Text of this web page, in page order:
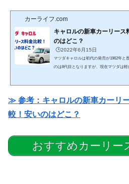
カーライフ.com
キャロルの新車カーリー
のはどこ？
🕒️2022年6月15日
マツダキャロルは初代の発売が1962年と
のは8代目となりますが、現在マツダは
より燃費性能が魅力も軽自動車です。さ
≫ 参考：キャロルの新車カーリ
較！安いのはどこ？
おすすめカーリー